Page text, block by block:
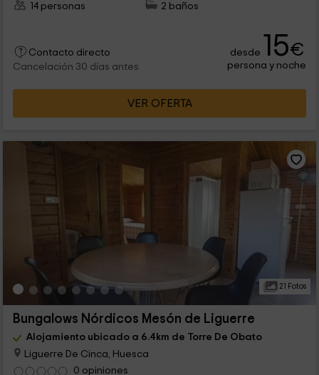
14 personas
2 baños
Contacto directo
Cancelación 30 días antes
desde 15€
persona y noche
VER OFERTA
21 Fotos
Bungalows Nórdicos Mesón de Liguerre
Alojamiento ubicado a 6.4km de Torre De Obato
Liguerre De Cinca, Huesca
0 opiniones